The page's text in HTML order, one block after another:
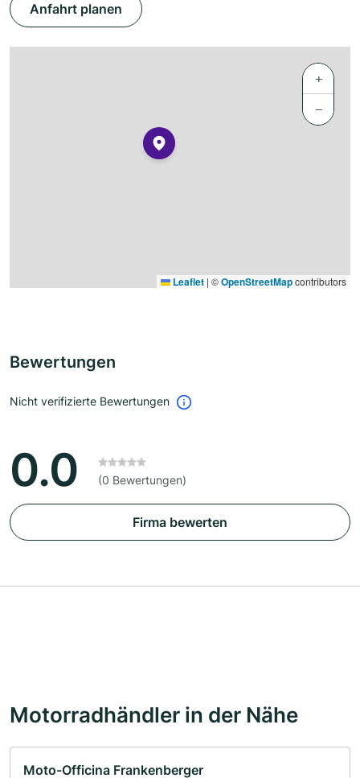
Anfahrt planen
+
−
Leaflet | ©OpenStreetMapcontributors
Bewertungen
Nicht verifizierte Bewertungen
0.0 (0 Bewertungen)
Firma bewerten
Motorradhändler in der Nähe
Moto-Officina Frankenberger